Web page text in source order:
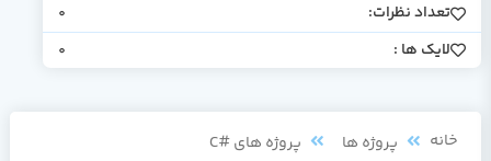
تعداد نظرات: 0
لایک ها : 0
خانه پروژه ها
پروژه های #C